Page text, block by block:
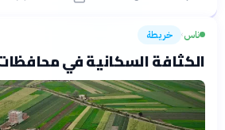
ناس› خريطة
الكثافة السكانية في محافظات